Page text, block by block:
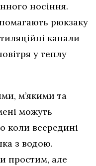
носіння.
рюкзаку
канали
у теплу
м’якими та
можуть
коли всередині
з водою.
простим, але